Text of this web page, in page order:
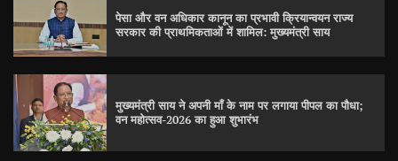
पेसा और वन अधिकार कानून का प्रभावी क्रियान्वयन राज्य
सरकार की प्राथमिकताओं में शामिल: मुख्यमंत्री साय
मुख्यमंत्री साय ने अपनी माँ के नाम पर लगाया पीपल का पौधा;
वन महोत्सव-2026 का हुआ शुभारंभ